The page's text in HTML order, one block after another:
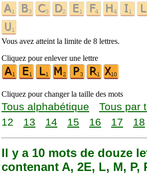
Vous avez atteint la limite de 8 lettres.
Cliquez pour enlever une lettre
Cliquez pour changer la taille des mots
Tous alphabétique Tous par
12
13 14 15 16 17 18
Il y a 10 mots de douze
contenant A, 2E, L, M, P,